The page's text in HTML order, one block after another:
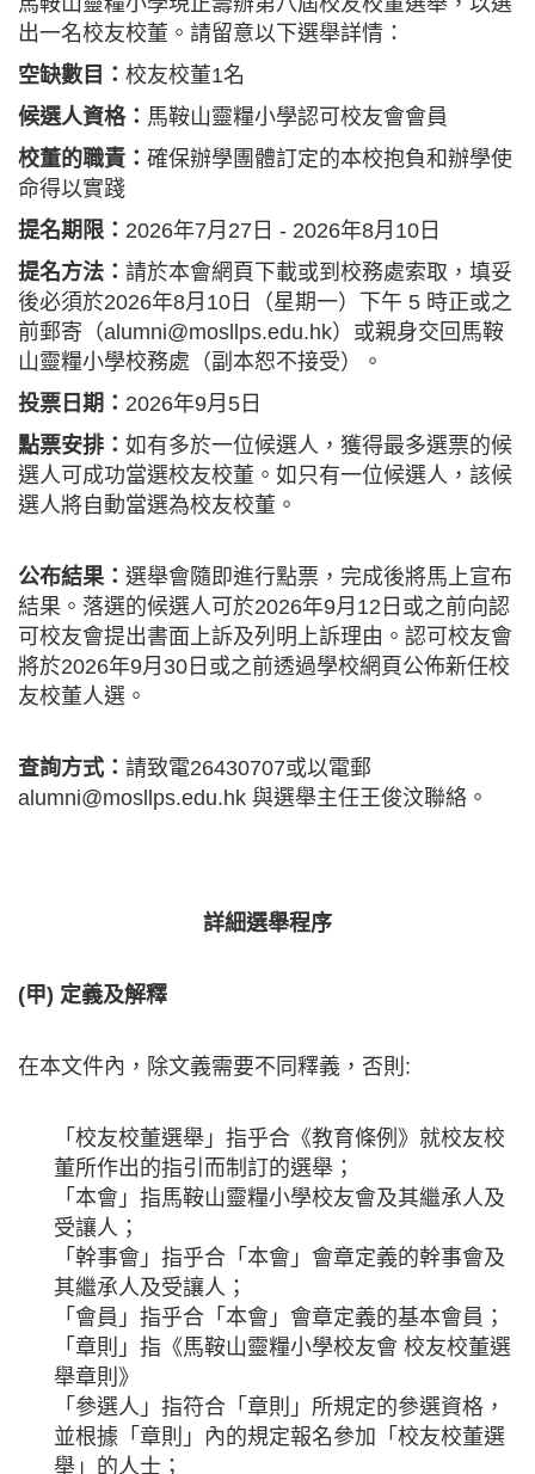
出一名校友校董。請留意以下選舉詳情：
空缺數目： 校友校董1名
候選人資格： 馬鞍山靈糧小學認可校友會會員
校董的職責： 確保辦學團體訂定的本校抱負和辦學使
命得以實踐
提名期限： 2026年7月27日 - 2026年8月10日
提名方法： 請於本會網頁下載或到校務處索取，填妥
後必須於2026年8月10日（星期一）下午 5 時正或之
前郵寄（alumni@mosllps.edu.hk）或親身交回馬鞍
山靈糧小學校務處（副本恕不接受）。
投票日期： 2026年9月5日
點票安排： 如有多於一位候選人，獲得最多選票的候
選人可成功當選校友校董。如只有一位候選人，該候
選人將自動當選為校友校董。
公布結果： 選舉會隨即進行點票，完成後將馬上宣布
結果。落選的候選人可於2026年9月12日或之前向認
可校友會提出書面上訴及列明上訴理由。認可校友會
將於2026年9月30日或之前透過學校網頁公佈新任校
友校董人選。
查詢方式： 請致電26430707或以電郵
alumni@mosllps.edu.hk 與選舉主任王俊汶聯絡。
詳細選舉程序
(甲) 定義及解釋
在本文件內，除文義需要不同釋義，否則:
「校友校董選舉」指乎合《教育條例》就校友校
董所作出的指引而制訂的選舉；
「本會」指馬鞍山靈糧小學校友會及其繼承人及
受讓人；
「幹事會」指乎合「本會」會章定義的幹事會及
其繼承人及受讓人；
「會員」指乎合「本會」會章定義的基本會員；
「章則」指《馬鞍山靈糧小學校友會 校友校董選
舉章則》
「參選人」指符合「章則」所規定的參選資格，
並根據「章則」內的規定報名參加「校友校董選
舉」的人士；